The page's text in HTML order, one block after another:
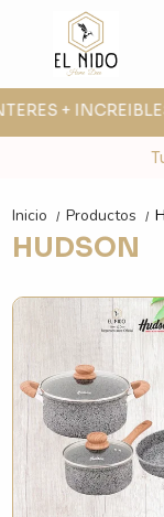
+
Inicio / Productos /
HUDSON